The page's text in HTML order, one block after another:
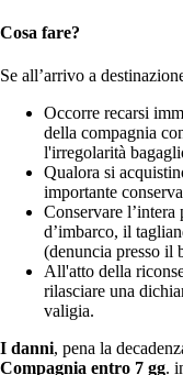
Cosa fare?
Se all’arrivo a
Occorre recarsi
della compagnia
l'irregolarità
Qualora si
importante
Conservare
d’imbarco, il
(denuncia presso il
All'atto della
rilasciare una
valigia.
I danni, pena la
Compagnia entro 7 gg.